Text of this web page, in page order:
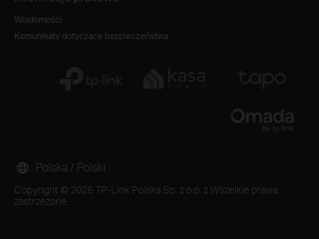
Wiadomości
Komunikaty dotyczące bezpieczeństwa
Copyright © 2026 TP-Link Polska Sp. z o.o. z Wszelkie prawa
zastrzeżone.
Polska / Polski